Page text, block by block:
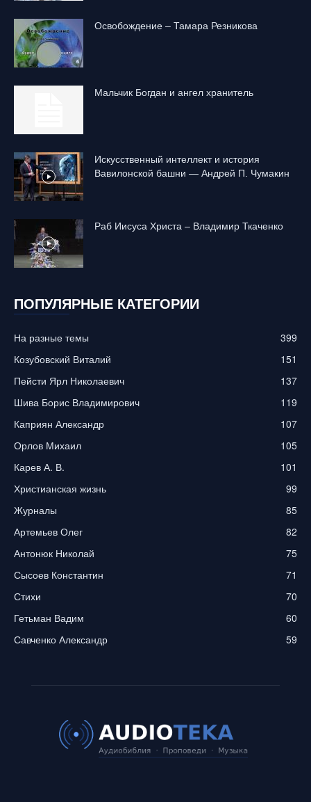
Освобождение – Тамара Резникова
Mальчик Богдан и ангел хранитель
Искусственный интеллект и история
Вавилонской башни — Андрей П. Чумакин
Раб Иисуса Христа – Владимир Ткаченко
ПОПУЛЯРНЫЕ КАТЕГОРИИ
На разные темы
399
Козубовский Виталий
151
Пейсти Ярл Николаевич
137
Шива Борис Владимирович
119
Каприян Александр
107
Орлов Михаил
105
Карев А. В.
101
Христианская жизнь
99
Журналы
85
Артемьев Олег
82
Антонюк Николай
75
Сысоев Константин
71
Стихи
70
Гетьман Вадим
60
Савченко Александр
59